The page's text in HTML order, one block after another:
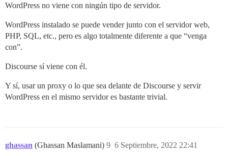
WordPress no viene con ningún tipo de servidor.
WordPress instalado se puede vender junto con el servidor web,
PHP, SQL, etc., pero es algo totalmente diferente a que “venga
con”.
Discourse sí viene con él.
Y sí, usar un proxy o lo que sea delante de Discourse y servir
WordPress en el mismo servidor es bastante trivial.
ghassan (Ghassan Maslamani) 6 Septiembre, 2022 22:41
9